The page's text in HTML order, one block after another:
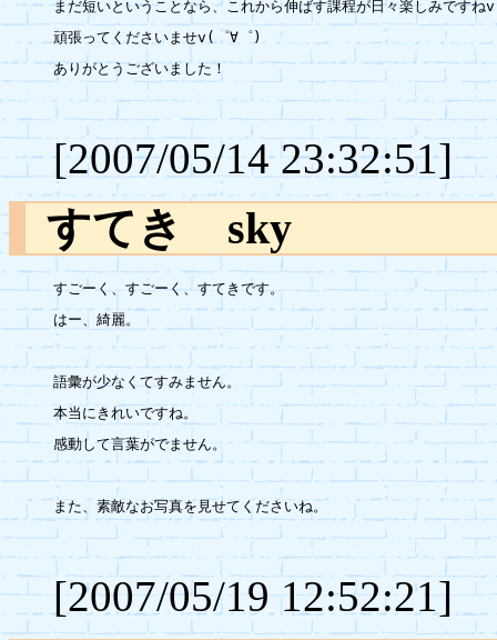
まだ短いということなら、これから伸ばす課程が日々楽しみですねv
頑張ってくださいませv(゜∀゜)
ありがとうございました！
[2007/05/14 23:32:51]
すてき sky
すごーく、すごーく、すてきです。
はー、綺麗。
語彙が少なくてすみません。
本当にきれいですね。
感動して言葉がでません。
また、素敵なお写真を見せてくださいね。
[2007/05/19 12:52:21]